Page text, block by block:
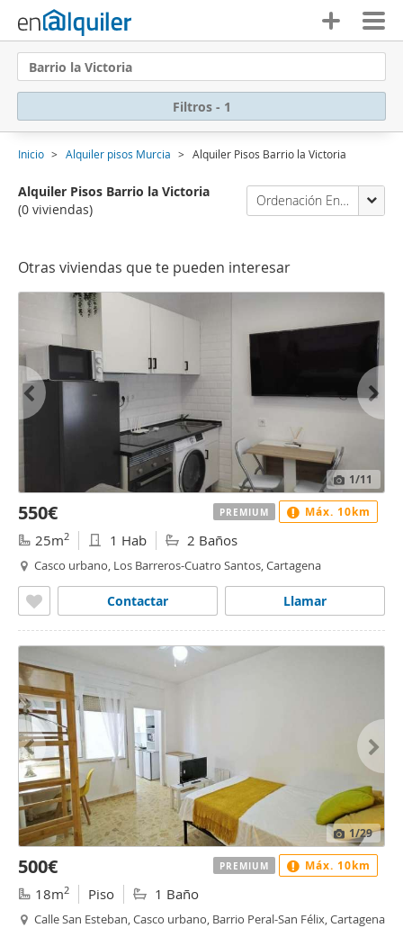
Barrio la Victoria
Filtros - 1
Inicio Alquiler pisos Murcia Alquiler Pisos Barrio la Victoria
Alquiler Pisos Barrio la Victoria
(0 viviendas)
Ordenación Enalquiler
Otras viviendas que te pueden interesar
1/11
550€
25m2 1 Hab 2 Baños
Casco urbano, Los Barreros-Cuatro Santos, Cartagena
Llamar
Contactar
PREMIUM Máx. 10km
1/29
500€
18m2 Piso 1 Baño
Calle San Esteban, Casco urbano, Barrio Peral-San Félix, Cartagena
PREMIUM Máx. 10km